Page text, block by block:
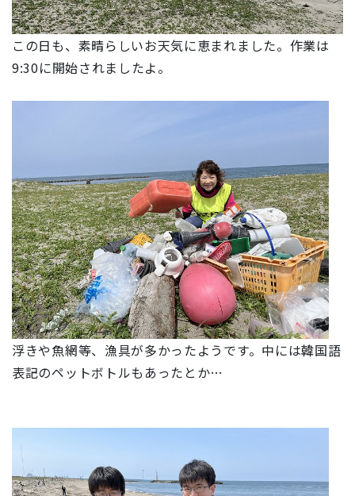
この日も、素晴らしいお天気に恵まれました。作業は
9:30に開始されましたよ。
浮きや魚網等、漁具が多かったようです。中には韓国語
表記のペットボトルもあったとか…